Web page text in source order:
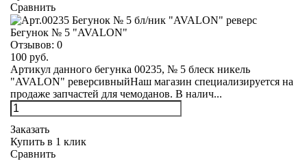
Сравнить
Бегунок № 5 "AVALON"
Отзывов: 0
100 руб.
Артикул данного бегунка 00235, № 5 блеск никель
"AVALON" реверсивныйНаш магазин специализируется на
продаже запчастей для чемоданов. В налич...
Заказать
Купить в 1 клик
Сравнить